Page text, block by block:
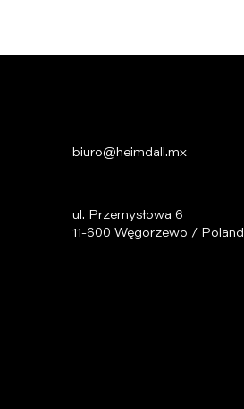
biuro@heimdall.mx
ul. Przemysłowa 6
11-600 Węgorzewo / Poland